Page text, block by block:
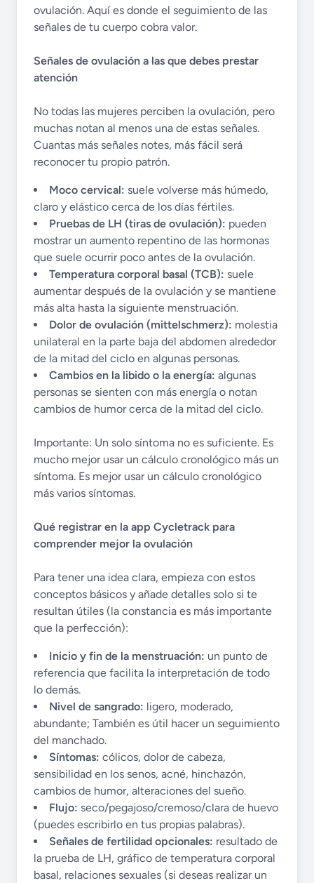
ovulación. Aquí es donde el seguimiento de las
señales de tu cuerpo cobra valor.
Señales de ovulación a las que debes prestar
atención
No todas las mujeres perciben la ovulación, pero
muchas notan al menos una de estas señales.
Cuantas más señales notes, más fácil será
reconocer tu propio patrón.
Moco cervical: suele volverse más húmedo,
claro y elástico cerca de los días fértiles.
Pruebas de LH (tiras de ovulación): pueden
mostrar un aumento repentino de las hormonas
que suele ocurrir poco antes de la ovulación.
Temperatura corporal basal (TCB): suele
aumentar después de la ovulación y se mantiene
más alta hasta la siguiente menstruación.
Dolor de ovulación (mittelschmerz): molestia
unilateral en la parte baja del abdomen alrededor
de la mitad del ciclo en algunas personas.
Cambios en la libido o la energía: algunas
personas se sienten con más energía o notan
cambios de humor cerca de la mitad del ciclo.
Importante: Un solo síntoma no es suficiente. Es
mucho mejor usar un cálculo cronológico más un
síntoma. Es mejor usar un cálculo cronológico
más varios síntomas.
Qué registrar en la app Cycletrack para
comprender mejor la ovulación
Para tener una idea clara, empieza con estos
conceptos básicos y añade detalles solo si te
resultan útiles (la constancia es más importante
que la perfección):
Inicio y fin de la menstruación: un punto de
referencia que facilita la interpretación de todo
lo demás.
Nivel de sangrado: ligero, moderado,
abundante; También es útil hacer un seguimiento
del manchado.
Síntomas: cólicos, dolor de cabeza,
sensibilidad en los senos, acné, hinchazón,
cambios de humor, alteraciones del sueño.
Flujo: seco/pegajoso/cremoso/clara de huevo
(puedes escribirlo en tus propias palabras).
Señales de fertilidad opcionales: resultado de
la prueba de LH, gráfico de temperatura corporal
basal, relaciones sexuales (si deseas realizar un